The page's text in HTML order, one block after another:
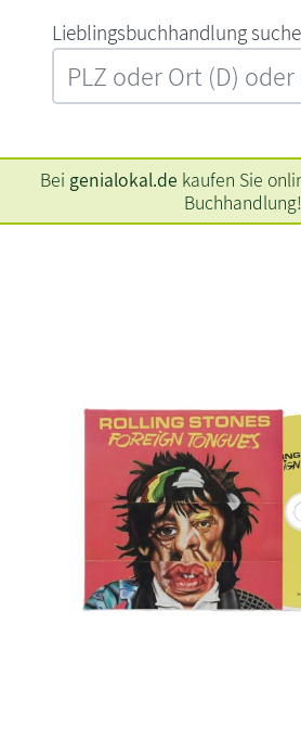
L‍i‍e‍b‍l‍i‍n‍g‍s‍b‍u‍c‍h‍h‍a‍n‍d‍l‍u‍n‍g‍
Bei genialokal.de kaufen Sie
Buchhandlung!